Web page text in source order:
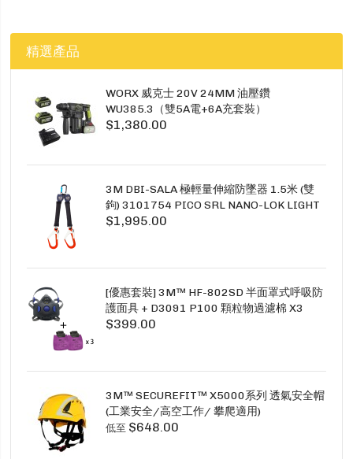
精選產品
WORX 威克士 20V 24MM 油壓鑽
WU385.3（雙5A電+6A充套裝）
$1,380.00
3M DBI-SALA 極輕量伸縮防墜器 1.5米 (雙
鉤) 3101754 PICO SRL NANO-LOK LIGHT
1.5M TWINS
$1,995.00
[優惠套裝] 3M™ HF-802SD 半面罩式呼吸防
護面具 + D3091 P100 顆粒物過濾棉 X3
SECURE CLICK HF-802SD HF-800SD 系列
$399.00
3M™ SECUREFIT™ X5000系列 透氣安全帽
(工業安全/高空工作/ 攀爬適用)
低至 $648.00